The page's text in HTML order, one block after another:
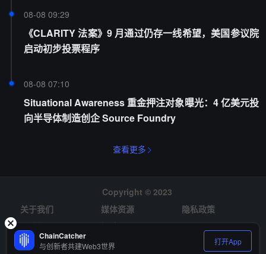
08-08 09:29
《CLARITY 法案》9 月通过仍存一线希望，美国参议院
启动初步投票程序
08-08 07:10
Situational Awareness 重金押注对象曝光：4 亿美元投
向半导体制造创企 Source Foundry
查看更多
Copyright © 2023
关于我们
媒体资源
隐私政策
风险提示
招聘
ChainCatcher
与创新者共建Web3世界 打开App